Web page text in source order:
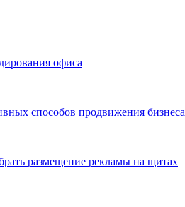
офиса
способов продвижения бизнеса
размещение рекламы на щитах